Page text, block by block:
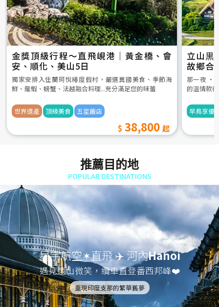
金獎頂級行程～直飛峴港｜黃金橋、會
安、順化、美山5日
獨家安排入住蘭珂悅椿度假村，嚴選異國美食、季節海
鮮、龍蝦、螃蟹、法越融合料理...充分滿足您的味蕾
世界遺產 頂級美食 五星飯店
38,800
立山黒
故鄉合
5日
那一夜 ‧
的溫情款
早鳥享優
推薦目的地
POPULAR DESTINATIONS
星宇航空✶直飛 ✈️ 河內Hanoi
遇見遠山微笑，纜車直登番西邦峰❤️
重現印度支那的繁華舊夢